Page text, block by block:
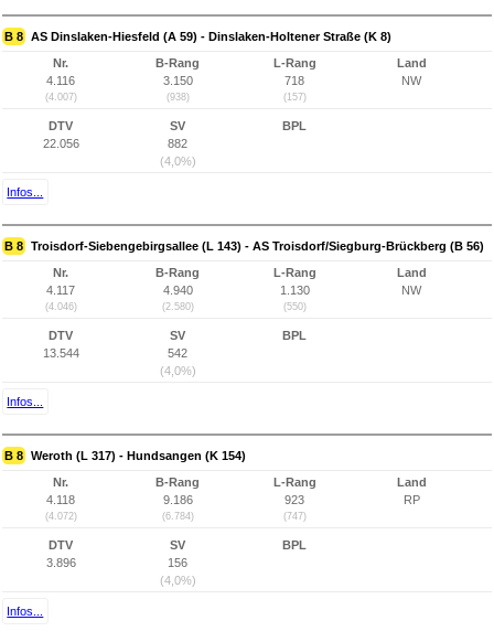
B 8 AS Dinslaken-Hiesfeld (A 59) - Dinslaken-Holtener Straße (K 8)
Nr.
4.116
(4.007)
B-Rang
3.150
(938)
L-Rang
718
(157)
Land
NW
DTV
22.056
SV
882
(4,0%)
BPL
Infos...
B 8 Troisdorf-Siebengebirgsallee (L 143) - AS Troisdorf/Siegburg-Brückberg (B 56)
Nr.
4.117
(4.046)
B-Rang
4.940
(2.580)
L-Rang
1.130
(550)
Land
NW
DTV
13.544
SV
542
(4,0%)
BPL
Infos...
B 8 Weroth (L 317) - Hundsangen (K 154)
Nr.
4.118
(4.072)
B-Rang
9.186
(6.784)
L-Rang
923
(747)
Land
RP
DTV
3.896
SV
156
(4,0%)
BPL
Infos...